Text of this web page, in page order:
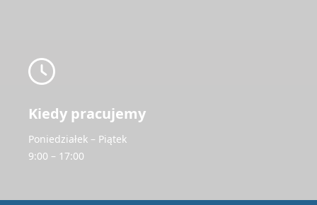
Kiedy pracujemy
Poniedziałek – Piątek
9:00 – 17:00